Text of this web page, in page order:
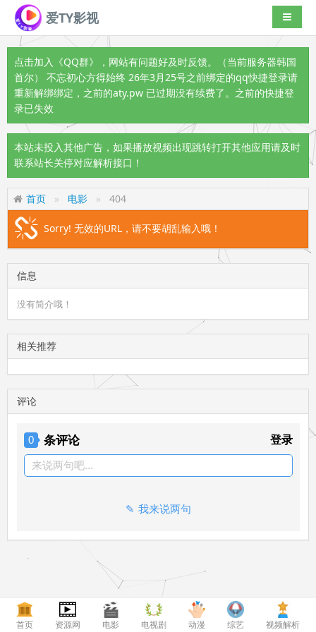
爱TY影视 导航切
点击加入《QQ群》
，网站有问题好及时反馈。（当前服务器韩国
首尔） 不忘初心方得始终 26年3月25号之前绑定的qq快捷登录请
重新解绑绑定，之前的aty.pw 已过期没有续费了。之前的快捷登
录已失效
本站未投入其他广告，如果播放视频出现跳转打开其他应用请及时
联系站长关停对应解析接口！
首页 电影 404
Sorry! 无效的URL，请不要胡乱输入哦！
信息
没有简介哦！
相关推荐
评论
0 条评论 登录
来说两句吧...
我来说两句
首页 资源网 电影 电视剧 动漫 综艺 视频解析